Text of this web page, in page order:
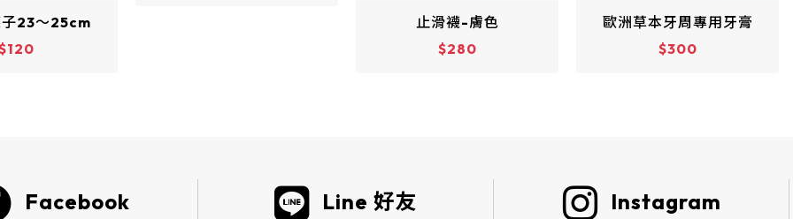
歐洲草本牙周專用牙膏
$300
蠟筆小新便利貼-餅乾怪獸
$160
Facebook Line 好友 Instagram